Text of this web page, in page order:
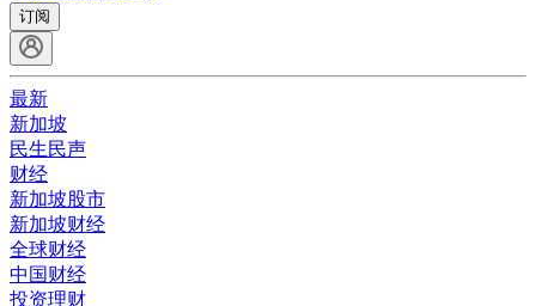
订阅
最新
新加坡
民生民声
财经
新加坡股市
新加坡财经
全球财经
中国财经
投资理财